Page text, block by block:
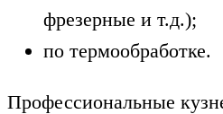
фрезерные и т.д.);
по термообработке.
Профессиональные